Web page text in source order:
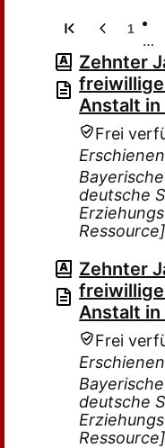
1
…
Zehnter
Anstalt in
Frei
deutsche
Zehnter
Anstalt in
Frei
deutsche